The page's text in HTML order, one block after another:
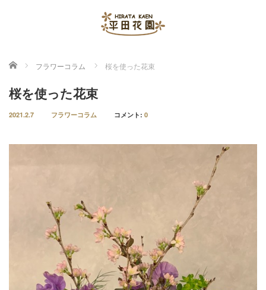
ホーム フラワーコラム 桜を使った花束
桜を使った花束
2021.2.7 フラワーコラム コメント: 0